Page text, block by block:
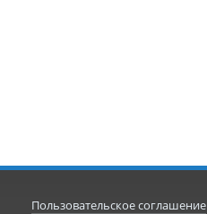
Пользовательское соглашение